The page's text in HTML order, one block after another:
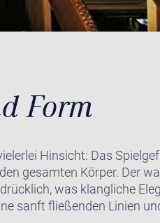
Form
Hinsicht: Das
gesamten Körper. Der
was klangliche
sanft fließenden Linien